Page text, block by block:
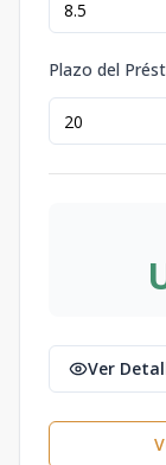
Plazo del
Ver